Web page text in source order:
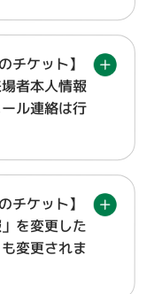
チケット】
者本人情報
ル連絡は行
チケット】
を変更した
変更されま